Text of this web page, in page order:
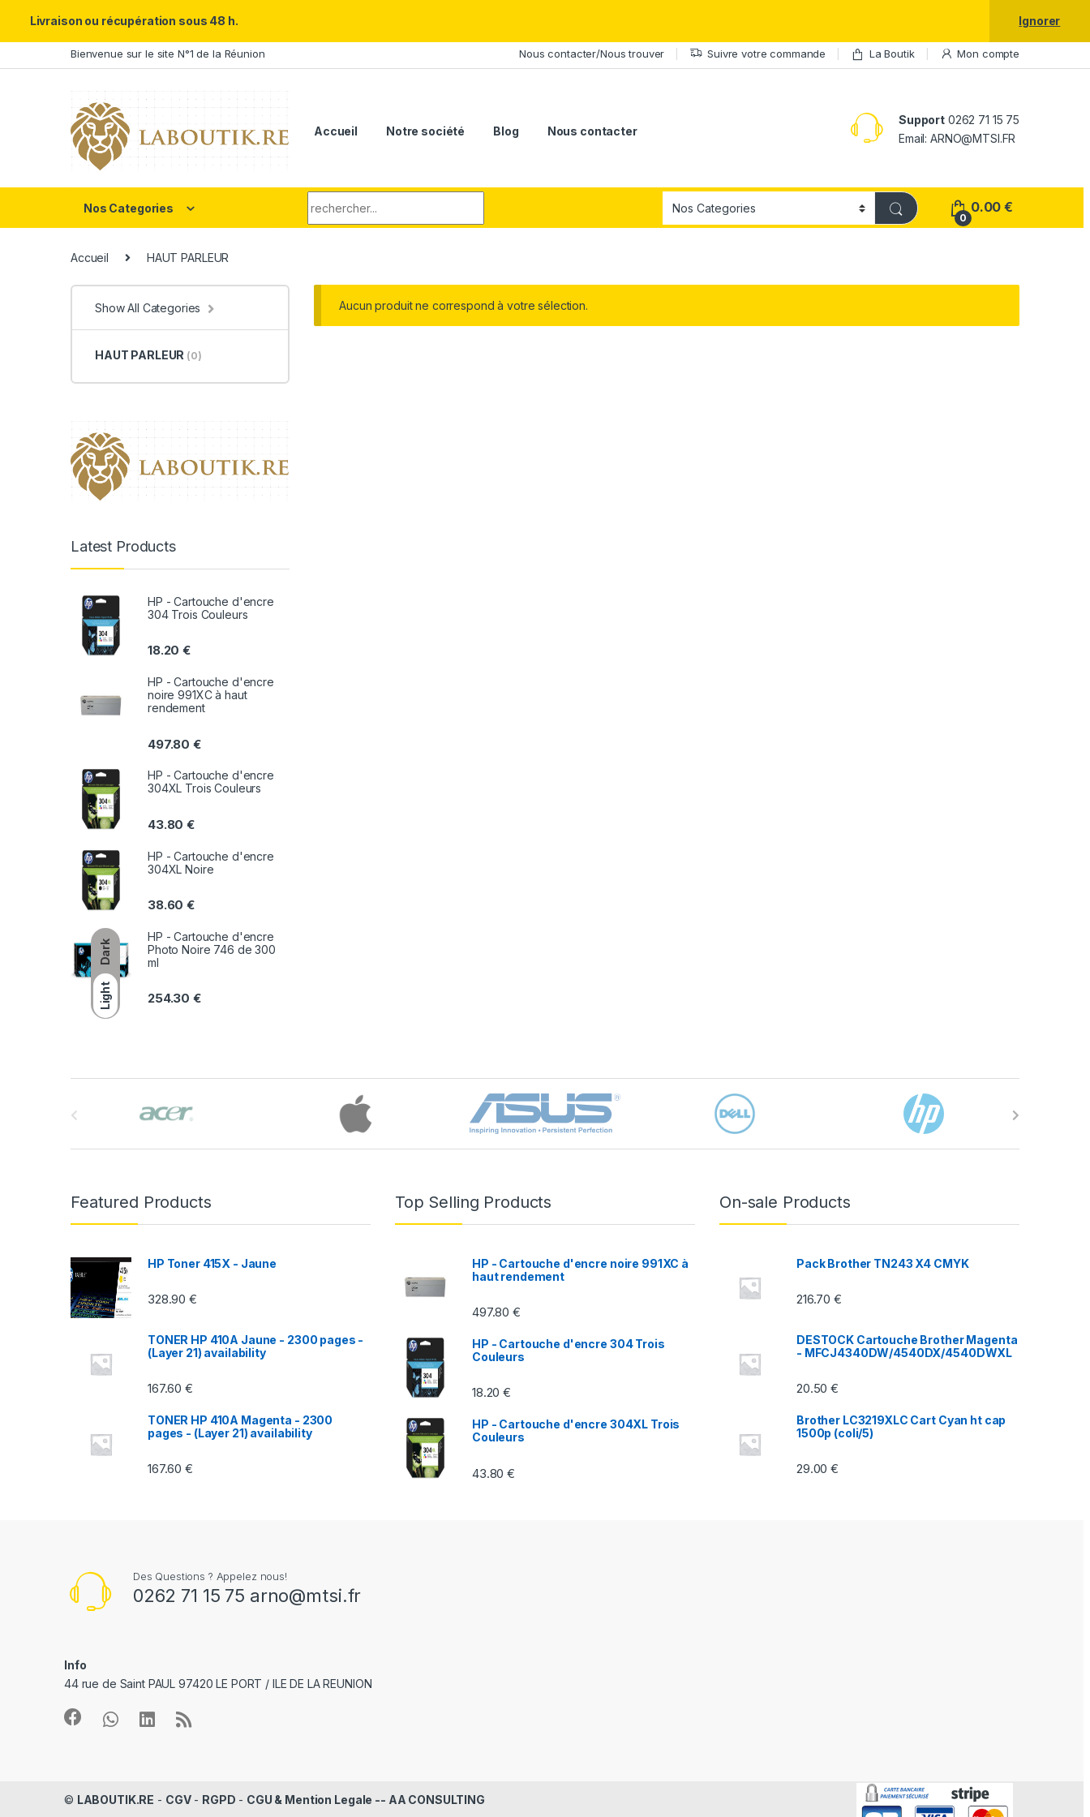
Dark
Light
Skip to navigation
Skip to contentBienvenue sur le site N°1 de la Réunion Nous contacter/Nous trouver Suivre votre commande La Boutik Mon compte
Accueil Notre société Blog Nous contacter
Support0262 71 15 75
Email: ARNO@MTSI.FR
Nos Categories
0
0.00€
Accueil HAUT PARLEUR
Aucun produit ne correspond à votre sélection.
Show All Categories
HAUT PARLEUR (0)
Latest Products
HP - Cartouche d'encre
304 Trois Couleurs
18.20€
HP - Cartouche d'encre
noire 991XC à haut
rendement
497.80€
HP - Cartouche d'encre
304XL Trois Couleurs
43.80€
HP - Cartouche d'encre
304XL Noire
38.60€
HP - Cartouche d'encre
Photo Noire 746 de 300
ml
254.30€
Featured Products
HP Toner 415X - Jaune
328.90€
TONER HP 410A Jaune - 2300 pages -
(Layer 21) availability
167.60€
TONER HP 410A Magenta - 2300
pages - (Layer 21) availability
167.60€
Top Selling Products
HP - Cartouche d'encre noire 991XC à
haut rendement
497.80€
HP - Cartouche d'encre 304 Trois
Couleurs
18.20€
HP - Cartouche d'encre 304XL Trois
Couleurs
43.80€
On-sale Products
Pack Brother TN243 X4 CMYK
216.70€
DESTOCK Cartouche Brother Magenta
- MFCJ4340DW/4540DX/4540DWXL
20.50€
Brother LC3219XLC Cart Cyan ht cap
1500p (coli/5)
29.00€
Des Questions ? Appelez nous!
0262 71 15 75 arno@mtsi.fr
Info
44 rue de Saint PAUL 97420 LE PORT / ILE DE LA REUNION
© LABOUTIK.RE - CGV- RGPD - CGU & Mention Legale -- AA CONSULTING
Livraison ou récupération sous 48 h. Ignorer